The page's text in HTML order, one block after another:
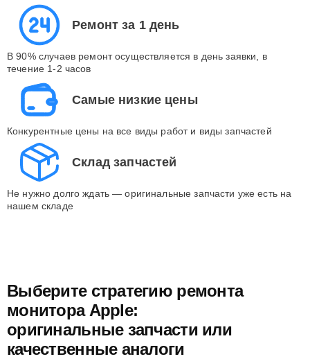
Ремонт за 1 день
В 90% случаев ремонт осуществляется в день заявки, в
течение 1-2 часов
Самые низкие цены
Конкурентные цены на все виды работ и виды запчастей
Склад запчастей
Не нужно долго ждать — оригинальные запчасти уже есть на
нашем складе
Выберите стратегию ремонта
монитора Apple:
оригинальные запчасти или
качественные аналоги